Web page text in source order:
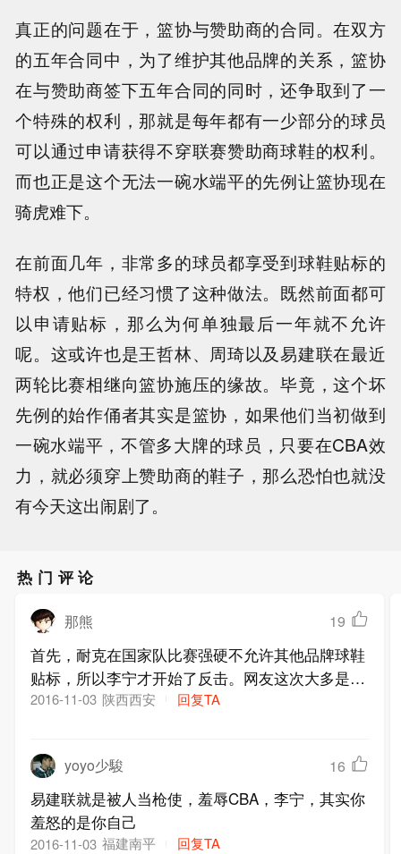
真正的问题在于，篮协与赞助商的合同。在双方
的五年合同中，为了维护其他品牌的关系，篮协
在与赞助商签下五年合同的同时，还争取到了一
个特殊的权利，那就是每年都有一少部分的球员
可以通过申请获得不穿联赛赞助商球鞋的权利。
而也正是这个无法一碗水端平的先例让篮协现在
骑虎难下。
在前面几年，非常多的球员都享受到球鞋贴标的
特权，他们已经习惯了这种做法。既然前面都可
以申请贴标，那么为何单独最后一年就不允许
呢。这或许也是王哲林、周琦以及易建联在最近
两轮比赛相继向篮协施压的缘故。毕竟，这个坏
先例的始作俑者其实是篮协，如果他们当初做到
一碗水端平，不管多大牌的球员，只要在CBA效
力，就必须穿上赞助商的鞋子，那么恐怕也就没
有今天这出闹剧了。
热门评论
那熊 19
首先，耐克在国家队比赛强硬不允许其他品牌球鞋
贴标，所以李宁才开始了反击。网友这次大多是明
白人。
2016-11-03 陕西西安 回复TA
yoyo少駿 16
易建联就是被人当枪使，羞辱CBA，李宁，其实你
羞怒的是你自己
2016-11-03 福建南平 回复TA